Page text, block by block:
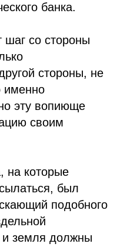
банка.
шаг со стороны
стороны, не
именно
эту вопиюще
своим
на которые
был
подобного
земля должны